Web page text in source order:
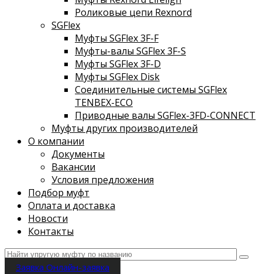
Роликовые цепи Rexnord
SGFlex
Муфты SGFlex 3F-F
Муфты-валы SGFlex 3F-S
Муфты SGFlex 3F-D
Муфты SGFlex Disk
Соединительные системы SGFlex
TENBEX-ECO
Приводные валы SGFlex-3FD-CONNECT
Муфты других производителей
О компании
Документы
Вакансии
Условия предложения
Подбор муфт
Оплата и доставка
Новости
Контакты
Заявка Онлайн-заявка